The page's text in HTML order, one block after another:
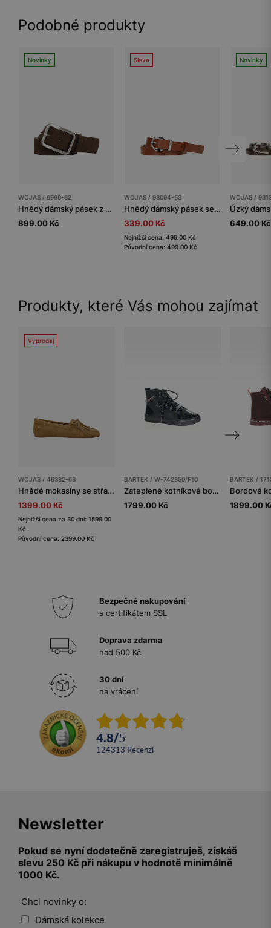
Podobné produkty
Novinky
WOJAS / 6966-62
Hnědý dámský pásek z velurové štípanky
899.00 Kč
Sleva
WOJAS / 93094-53
Hnědý dámský pásek se stříbrnou sponou
339.00 Kč
Nejnižší cena: 499.00 Kč
Původní cena: 499.00 Kč
Novinky
WOJAS /
649.00 Kč
Produkty, které Vás mohou zajímat
Výprodej
WOJAS / 46382-63
Hnědé mokasíny se střapci a mašlí
1399.00 Kč
Nejnižší cena za 30 dní: 1599.00
Kč
Původní cena: 2399.00 Kč
BARTEK / W-742850/F10
Zateplené kotníkové boty BARTEK W-742850/F10, pro dívky, černé
1799.00 Kč
BARTEK /
1899.00
Bezpečné nakupování
s certifikátem SSL
Doprava zdarma
nad 500 Kč
30 dní
na vrácení
4.8/5
124313 recenzí
Newsletter
Pokud se nyní dodatečně zaregistruješ, získáš
slevu 250 Kč při nákupu v hodnotě minimálně
1000 Kč.
Chci novinky o:
Dámská kolekce